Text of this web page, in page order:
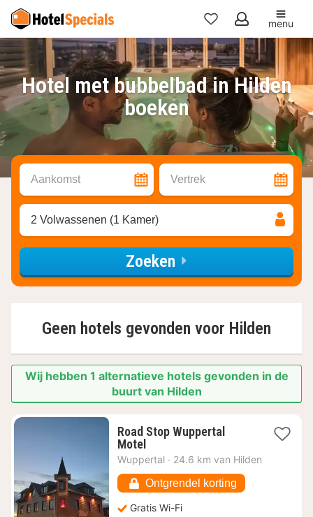
Mijn
favorieten
menu
Hotel met bubbelbad in Hilden
boeken
Aankomst Vertrek
2 Volwassenen (1 Kamer)
Zoeken
Geen hotels gevonden voor Hilden
Wij hebben 1 alternatieve hotels gevonden in de
buurt van Hilden
Road Stop Wuppertal
Motel1
nacht
€
118,14
Wuppertal · 24.6 km van Hilden
Ontgrendel korting
Gratis Wi-Fi